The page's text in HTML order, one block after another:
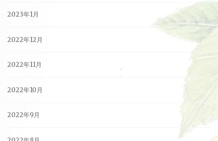
2023年1月
2022年12月
2022年11月
2022年10月
2022年9月